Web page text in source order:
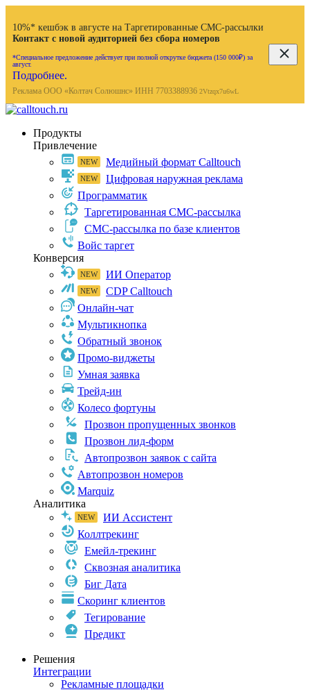
10%* кешбэк в августе на Таргетированные СМС-рассылки
Контакт с новой аудиторией без сбора номеров
*Специальное предложение действует при полной открутке бюджета (150 000₽) за
август.
Подробнее.
Реклама ООО «Колтач Солюшнс» ИНН 7703388936 2Vtzqx7u6wL
Продукты
Привлечение
Медийный формат Calltouch
Цифровая наружная реклама
Программатик
Таргетированная СМС-рассылка
СМС-рассылка по базе клиентов
Войс таргет
Конверсия
ИИ Оператор
CDP Calltouch
Онлайн-чат
Мультикнопка
Обратный звонок
Промо-виджеты
Умная заявка
Трейд-ин
Колесо фортуны
Прозвон пропущенных звонков
Прозвон лид-форм
Автопрозвон заявок с сайта
Автопрозвон номеров
Marquiz
Аналитика
ИИ Ассистент
Коллтрекинг
Емейл-трекинг
Сквозная аналитика
Биг Дата
Скоринг клиентов
Тегирование
Предикт
Решения
Интеграции
Рекламные площадки